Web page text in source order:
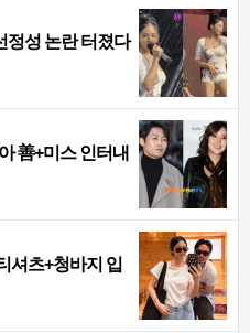
성 논란 터졌다
善+미스 인터내
셔츠+청바지 입